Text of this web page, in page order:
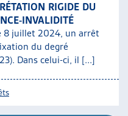
RIGIDE DU
INVALIDITÉ
8 juillet 2024, un arrêt
du degré
Dans celui-ci, il [...]